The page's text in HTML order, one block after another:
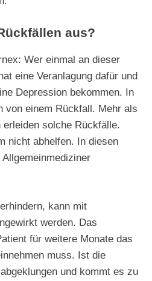
aus?
Wer einmal an dieser
eine Veranlagung dafür und
Depression bekommen. In
von einem Rückfall. Mehr als
solche Rückfälle.
nicht abhelfen. In diesen
kann mit
werden. Das
für weitere Monate das
muss. Ist die
und kommt es zu